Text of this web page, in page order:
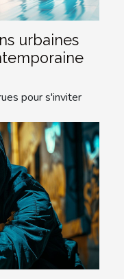
urbaines
pour s'inviter